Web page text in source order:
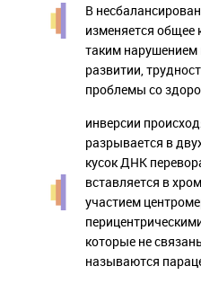
В
изменяется общее
таким
развитии,
проблемы со
инверсии
разрывается в
кусок ДНК
вставляется в
участием
которые не
называются